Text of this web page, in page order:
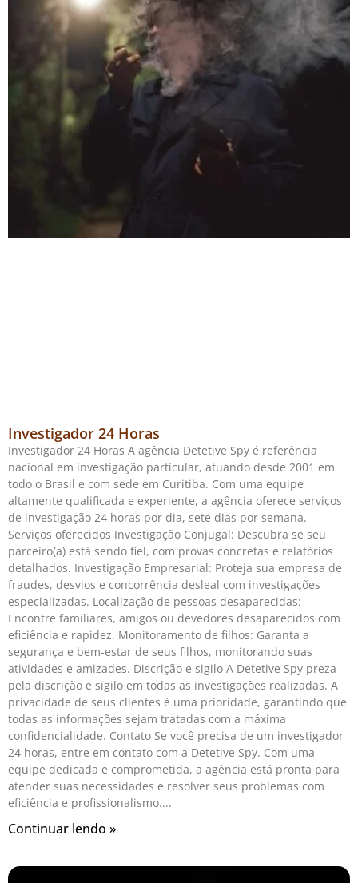
Investigador 24 Horas
Investigador 24 Horas A agência Detetive Spy é referência
nacional em investigação particular, atuando desde 2001 em
todo o Brasil e com sede em Curitiba. Com uma equipe
altamente qualificada e experiente, a agência oferece serviços
de investigação 24 horas por dia, sete dias por semana.
Serviços oferecidos Investigação Conjugal: Descubra se seu
parceiro(a) está sendo fiel, com provas concretas e relatórios
detalhados. Investigação Empresarial: Proteja sua empresa de
fraudes, desvios e concorrência desleal com investigações
especializadas. Localização de pessoas desaparecidas:
Encontre familiares, amigos ou devedores desaparecidos com
eficiência e rapidez. Monitoramento de filhos: Garanta a
segurança e bem-estar de seus filhos, monitorando suas
atividades e amizades. Discrição e sigilo A Detetive Spy preza
pela discrição e sigilo em todas as investigações realizadas. A
privacidade de seus clientes é uma prioridade, garantindo que
todas as informações sejam tratadas com a máxima
confidencialidade. Contato Se você precisa de um investigador
24 horas, entre em contato com a Detetive Spy. Com uma
equipe dedicada e comprometida, a agência está pronta para
atender suas necessidades e resolver seus problemas com
eficiência e profissionalismo.
Continuar lendo »